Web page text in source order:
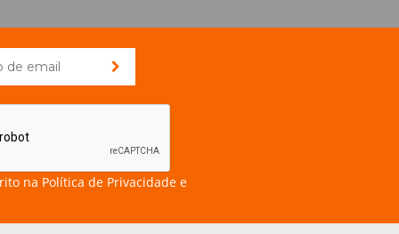
na Política de Privacidade e